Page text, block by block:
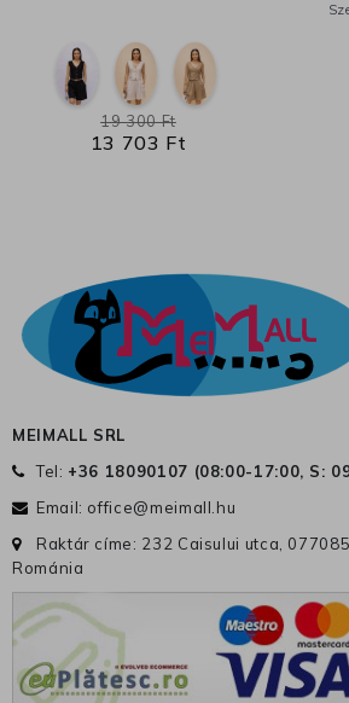
13 703 Ft
19 300 Ft
MEIMALL SRL
Tel: +36 18090107 (08:00-17:00, S:
Email: office@meimall.hu
Raktár címe: 232 Caisului utca,
Románia